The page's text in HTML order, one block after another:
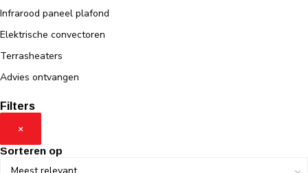
Infrarood paneel plafond
Elektrische convectoren
Terrasheaters
Advies ontvangen
Filters
×
Sorteren op